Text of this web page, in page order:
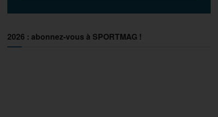
2026 : abonnez-vous à SPORTMAG !